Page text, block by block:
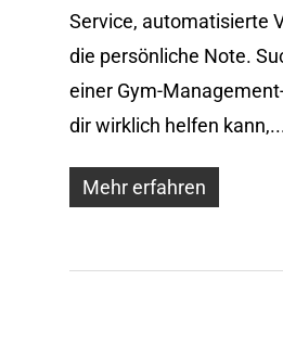
Service, automatisierte
die persönliche Note.
einer Gym-
dir wirklich helfen
Mehr erfahren